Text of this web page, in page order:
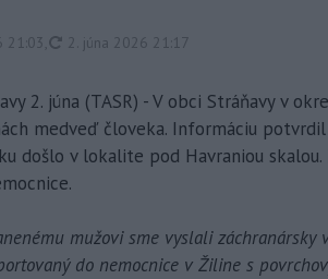
21:03
aktualizované
2. júna 2026 21:17
2. júna (TASR) - V obci Stráňavy v
medveď človeka. Informáciu
došlo v lokalite pod Havraniou
mužovi sme vyslali záchranársky
do nemocnice v Žiline s